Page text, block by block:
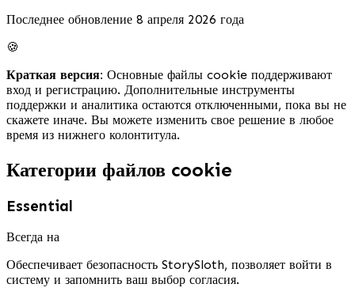
Последнее обновление 8 апреля 2026 года
🍪
Краткая версия: Основные файлы cookie поддерживают
вход и регистрацию. Дополнительные инструменты
поддержки и аналитика остаются отключенными, пока вы не
скажете иначе. Вы можете изменить свое решение в любое
время из нижнего колонтитула.
Категории файлов cookie
Essential
Всегда на
Обеспечивает безопасность StorySloth, позволяет войти в
систему и запомнить ваш выбор согласия.